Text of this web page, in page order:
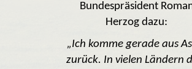
Bundespräsident
Herzog dazu:
„Ich komme gerade aus
zurück. In vielen Ländern